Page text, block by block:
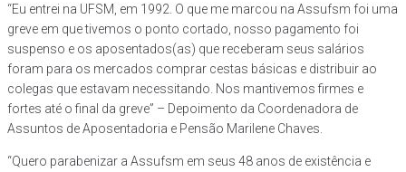
“Eu entrei na UFSM, em 1992. O que me marcou na Assufsm foi uma
greve em que tivemos o ponto cortado, nosso pagamento foi
suspenso e os aposentados(as) que receberam seus salários
foram para os mercados comprar cestas básicas e distribuir ao
colegas que estavam necessitando. Nos mantivemos firmes e
fortes até o final da greve” – Depoimento da Coordenadora de
Assuntos de Aposentadoria e Pensão Marilene Chaves.
“Quero parabenizar a Assufsm em seus 48 anos de existência e